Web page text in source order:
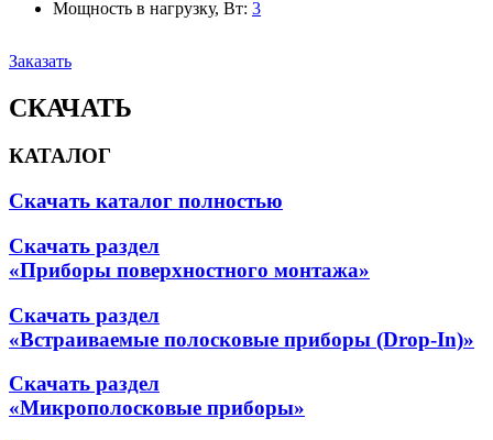
Мощность в нагрузку, Вт: 3
Заказать
СКАЧАТЬ
КАТАЛОГ
Скачать каталог полностью
Скачать раздел
«Приборы поверхностного монтажа»
Скачать раздел
«Встраиваемые полосковые приборы (Drop-In)»
Скачать раздел
«Микрополосковые приборы»